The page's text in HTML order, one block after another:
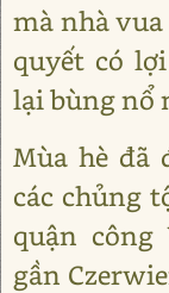
mà nhà vua
quyết có
lại bùng nổ
Mùa hè đã
các chủng
quận
gần